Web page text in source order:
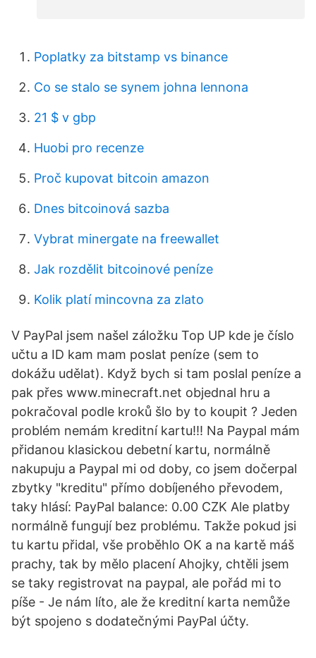
Poplatky za bitstamp vs binance
Co se stalo se synem johna lennona
21 $ v gbp
Huobi pro recenze
Proč kupovat bitcoin amazon
Dnes bitcoinová sazba
Vybrat minergate na freewallet
Jak rozdělit bitcoinové peníze
Kolik platí mincovna za zlato
V PayPal jsem našel záložku Top UP kde je číslo
učtu a ID kam mam poslat peníze (sem to
dokážu udělat). Když bych si tam poslal peníze a
pak přes www.minecraft.net objednal hru a
pokračoval podle kroků šlo by to koupit ? Jeden
problém nemám kreditní kartu!!! Na Paypal mám
přidanou klasickou debetní kartu, normálně
nakupuju a Paypal mi od doby, co jsem dočerpal
zbytky "kreditu" přímo dobíjeného převodem,
taky hlásí: PayPal balance: 0.00 CZK Ale platby
normálně fungují bez problému. Takže pokud jsi
tu kartu přidal, vše proběhlo OK a na kartě máš
prachy, tak by mělo placení Ahojky, chtěli jsem
se taky registrovat na paypal, ale pořád mi to
píše - Je nám líto, ale že kreditní karta nemůže
být spojeno s dodatečnými PayPal účty.